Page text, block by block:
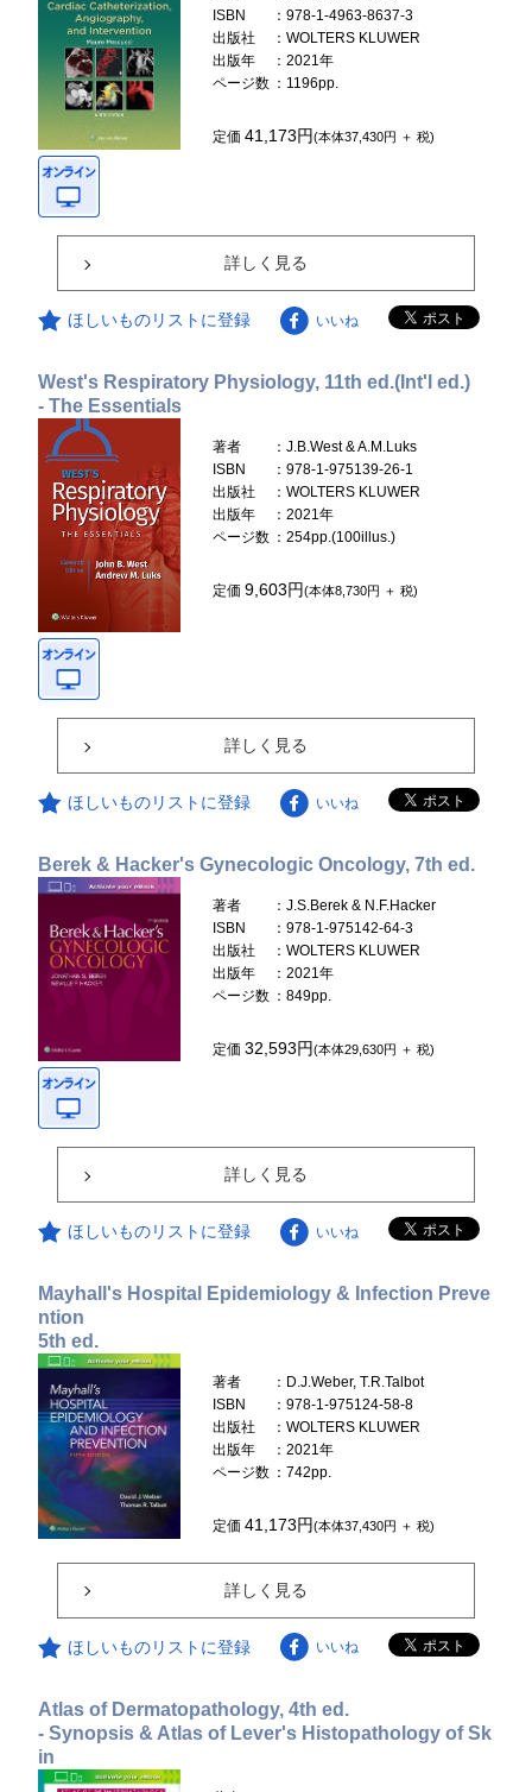
ISBN
：978-1-4963-8637-3
出版社
：WOLTERS KLUWER
出版年
：2021年
ページ数 ：1196pp.
定価41,173円(本体37,430円 ＋ 税)
詳しく見る
ほしいものリストに登録 いいね
West's Respiratory Physiology, 11th ed.(Int'l ed.)
- The Essentials
著者
：J.B.West & A.M.Luks
ISBN
：978-1-975139-26-1
出版社
：WOLTERS KLUWER
出版年
：2021年
ページ数 ：254pp.(100illus.)
定価9,603円(本体8,730円 ＋ 税)
詳しく見る
ほしいものリストに登録 いいね
Berek & Hacker's Gynecologic Oncology, 7th ed.
著者
：J.S.Berek & N.F.Hacker
ISBN
：978-1-975142-64-3
出版社
：WOLTERS KLUWER
出版年
：2021年
ページ数 ：849pp.
定価32,593円(本体29,630円 ＋ 税)
詳しく見る
ほしいものリストに登録 いいね
Mayhall's Hospital Epidemiology & Infection Preve
ntion
5th ed.
著者
：D.J.Weber, T.R.Talbot
ISBN
：978-1-975124-58-8
出版社
：WOLTERS KLUWER
出版年
：2021年
ページ数 ：742pp.
定価41,173円(本体37,430円 ＋ 税)
詳しく見る
ほしいものリストに登録 いいね
Atlas of Dermatopathology, 4th ed.
- Synopsis & Atlas of Lever's Histopathology of Sk
in